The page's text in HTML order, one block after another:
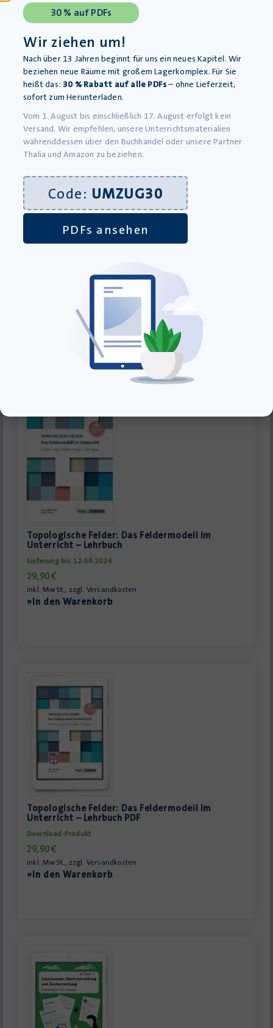
Download-Produkt
5,99€
»In den Warenkorb
Arbeitsblätter mit Lösungen – PDF
inkl. MwSt., zzgl. Versandkosten
»In den Warenkorb
Topologische Felder: Das Feldermodell im
Unterricht – Lehrbuch
Lieferung bis 12.08.2026
29,90€
inkl. MwSt., zzgl. Versandkosten
»In den Warenkorb
Topologische Felder: Das Feldermodell im
Unterricht – Lehrbuch PDF
Download-Produkt
29,90€
inkl. MwSt., zzgl. Versandkosten
»In den Warenkorb
30 % auf PDFs
Wir ziehen um!
Nach über 13 Jahren beginnt für uns ein neues Kapitel. Wir
beziehen neue Räume mit großem Lagerkomplex. Für Sie
heißt das: 30 % Rabatt auf alle PDFs– ohne Lieferzeit,
sofort zum Herunterladen.
Vom 1. August bis einschließlich 17. August erfolgt kein
Versand. Wir empfehlen, unsere Unterrichtsmaterialien
währenddessen über den Buchhandel oder unsere Partner
Thalia und Amazon zu beziehen.
Code: UMZUG30
PDFs ansehen